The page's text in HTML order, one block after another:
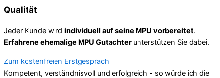
Qualität
Jeder Kunde wird individuell auf seine MPU vorbereitet.
Erfahrene ehemalige MPU Gutachter unterstützen Sie dabei.
Zum kostenfreien Erstgespräch
Kompetent, verständnisvoll und erfolgreich - so würde ich die